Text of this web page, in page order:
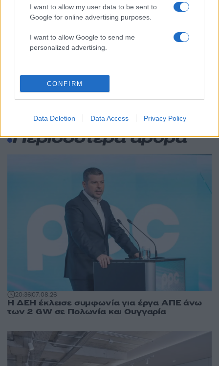
I want to allow my user data to be sent to
Google for online advertising purposes.
I want to allow Google to send me
personalized advertising.
CONFIRM
Data Deletion Data Access Privacy Policy
Το πολωμένο μελτέμι που τροφοδότησε
τις φωτιές σε Αττική και Βοιωτία: «Από τα
χρόνων»
Κρανίου τόπος το Πόρτο Γερμενό μετά το
Επιχειρήσεις:
Περισσότερα άρθρα
20:3607.08.26
Η ΔΕΗ έκλεισε συμφωνία για έργα ΑΠΕ άνω
των 2 GW σε Πολωνία και Ουγγαρία